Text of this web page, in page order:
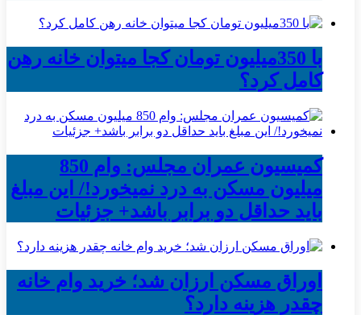
با 350میلیون تومان کجا میتوان خانه رهن
کامل کرد؟
کمیسیون عمران مجلس: وام 850
میلیون مسکن به درد نمیخورد!/ این مبلغ
باید حداقل دو برابر باشد+ جزئیات
اوراق مسکن ارزان شد؛ خرید وام خانه
چقدر هزینه دارد؟